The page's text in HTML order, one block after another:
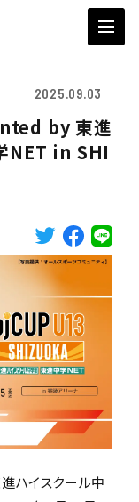
2025.09.03
by 東進
NET in SHI
ハイスクール中